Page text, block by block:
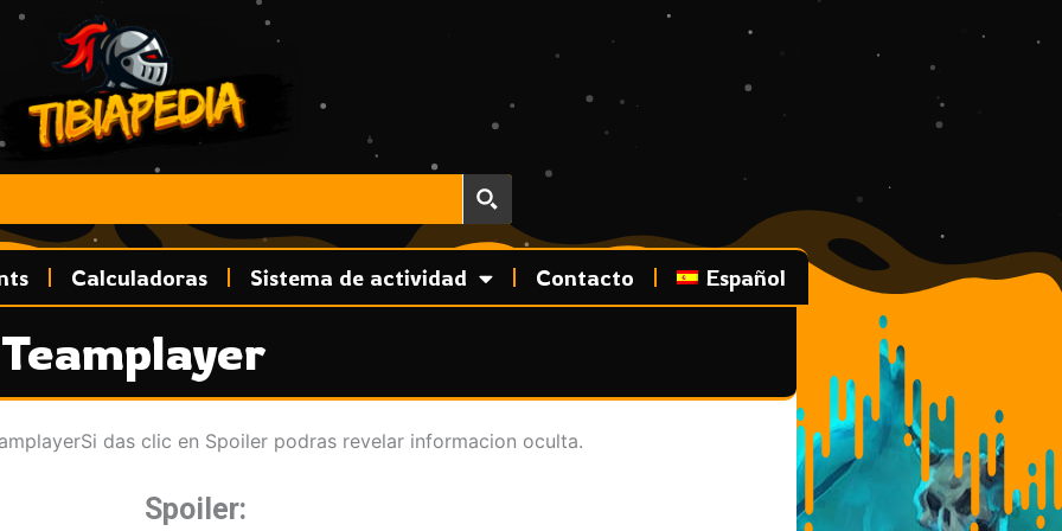
Calculadoras Sistema de actividad Contacto Español
Teamplayer
das clic en Spoiler podras revelar informacion oculta.
Spoiler: